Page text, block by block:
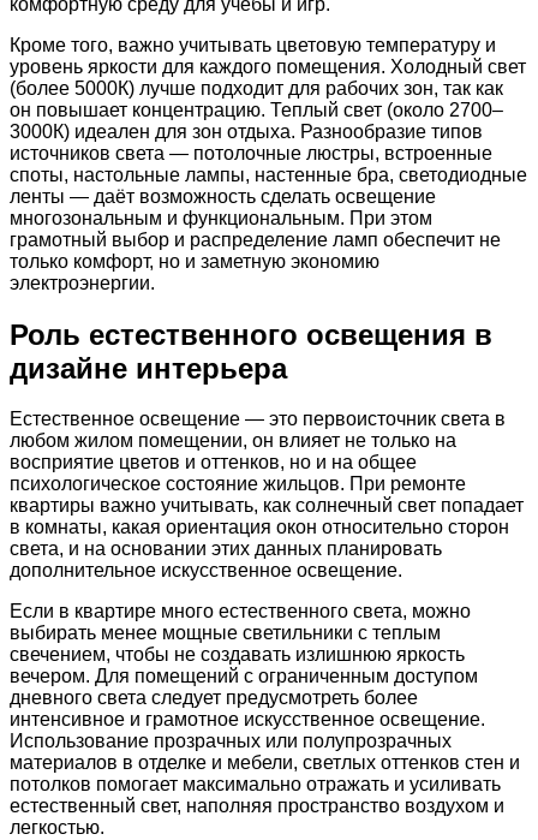
Кроме того, важно учитывать цветовую температуру и
уровень яркости для каждого помещения. Холодный свет
(более 5000К) лучше подходит для рабочих зон, так как
он повышает концентрацию. Теплый свет (около 2700–
3000К) идеален для зон отдыха. Разнообразие типов
источников света — потолочные люстры, встроенные
споты, настольные лампы, настенные бра, светодиодные
ленты — даёт возможность сделать освещение
многозональным и функциональным. При этом
грамотный выбор и распределение ламп обеспечит не
только комфорт, но и заметную экономию
электроэнергии.
Роль естественного освещения в
дизайне интерьера
Естественное освещение — это первоисточник света в
любом жилом помещении, он влияет не только на
восприятие цветов и оттенков, но и на общее
психологическое состояние жильцов. При ремонте
квартиры важно учитывать, как солнечный свет попадает
в комнаты, какая ориентация окон относительно сторон
света, и на основании этих данных планировать
дополнительное искусственное освещение.
Если в квартире много естественного света, можно
выбирать менее мощные светильники с теплым
свечением, чтобы не создавать излишнюю яркость
вечером. Для помещений с ограниченным доступом
дневного света следует предусмотреть более
интенсивное и грамотное искусственное освещение.
Использование прозрачных или полупрозрачных
материалов в отделке и мебели, светлых оттенков стен и
потолков помогает максимально отражать и усиливать
естественный свет, наполняя пространство воздухом и
легкостью.